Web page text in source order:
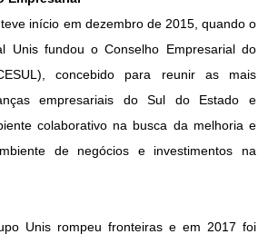
teve início em dezembro de 2015, quando o
Unis fundou o Conselho Empresarial do
concebido para reunir as mais
empresariais do Sul do Estado e
colaborativo na busca da melhoria e
de negócios e investimentos na
Unis rompeu fronteiras e em 2017 foi